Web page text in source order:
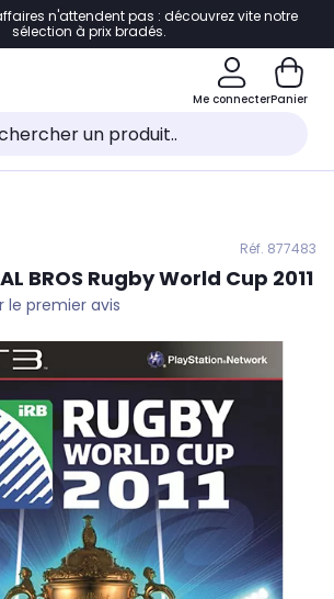
à la navigation
au pied de page
au chatbot
n'attendent pas : découvrez vite notre
sélection à prix bradés.
Me connecterPanier
Réf. 877483
BROS Rugby World Cup 2011
le premier avis